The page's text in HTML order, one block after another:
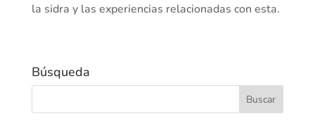
la sidra y las experiencias relacionadas con esta.
Búsqueda